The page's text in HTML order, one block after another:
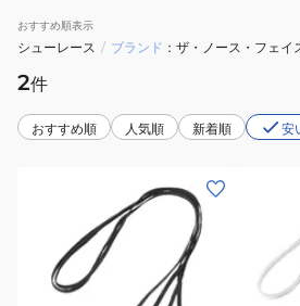
おすすめ順表示
シューレース / ブランド ザ・ノース・フェイ
2件
おすすめ順 人気順 新着順 安